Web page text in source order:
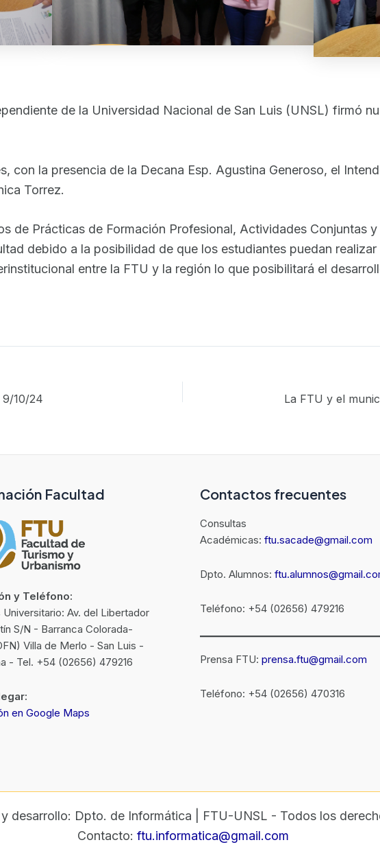
de la Universidad Nacional de San Luis (UNSL) firmó
con la presencia de la Decana Esp. Agustina Generoso, el
Torrez.
de Prácticas de Formación Profesional, Actividades Conjuntas
debido a la posibilidad de que los estudiantes puedan
entre la FTU y la región lo que posibilitará el
9/10/24
Facultad
y Teléfono:
Universitario: Av. del Libertador
S/N - Barranca Colorada-
Villa de Merlo - San Luis -
- Tel. +54 (02656) 479216
en Google Maps
Contactos frecuentes
Consultas
Académicas: ftu.sacade@gmail.com
Dpto. Alumnos:
Teléfono: +54 (02656) 479216
Prensa FTU: prensa.ftu@gmail.com
Teléfono: +54 (02656) 470316
Dpto. de Informática | FTU-UNSL - Todos los
Contacto: ftu.informatica@gmail.com